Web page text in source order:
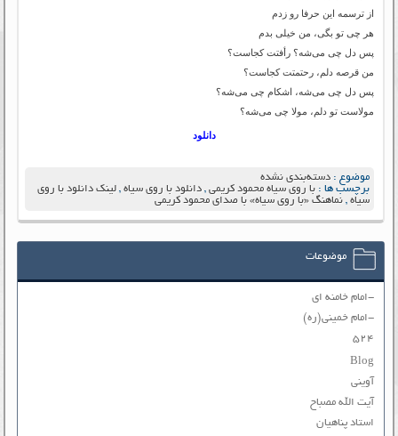
از ترسمه این حرفا رو زدم
هر چی تو بگی، من خیلی بدم
پس دل چی می‌شه؟ رأفتت کجاست؟
من قرصه دلم، رحتمتت کجاست؟
پس دل چی می‌شه، اشکام چی می‌شه؟
مولاست تو دلم، مولا چی می‌شه؟
دانلود
موضوع :دسته‌بندی نشده
برچسب ها :با روی سیاه محمود کریمی ,دانلود با روی سیاه ,لینک دانلود با روی
سیاه ,نماهنگ «با روی سیاه» با صدای محمود کریمی
موضوعات
-امام خامنه ای
-امام خمینی(ره)
۵۲۴
Blog
آوینی
آیت الله مصباح
استاد پناهیان